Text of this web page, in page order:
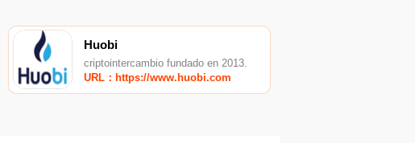
Huobi
criptointercambio fundado en 2013.
URL：https://www.huobi.com